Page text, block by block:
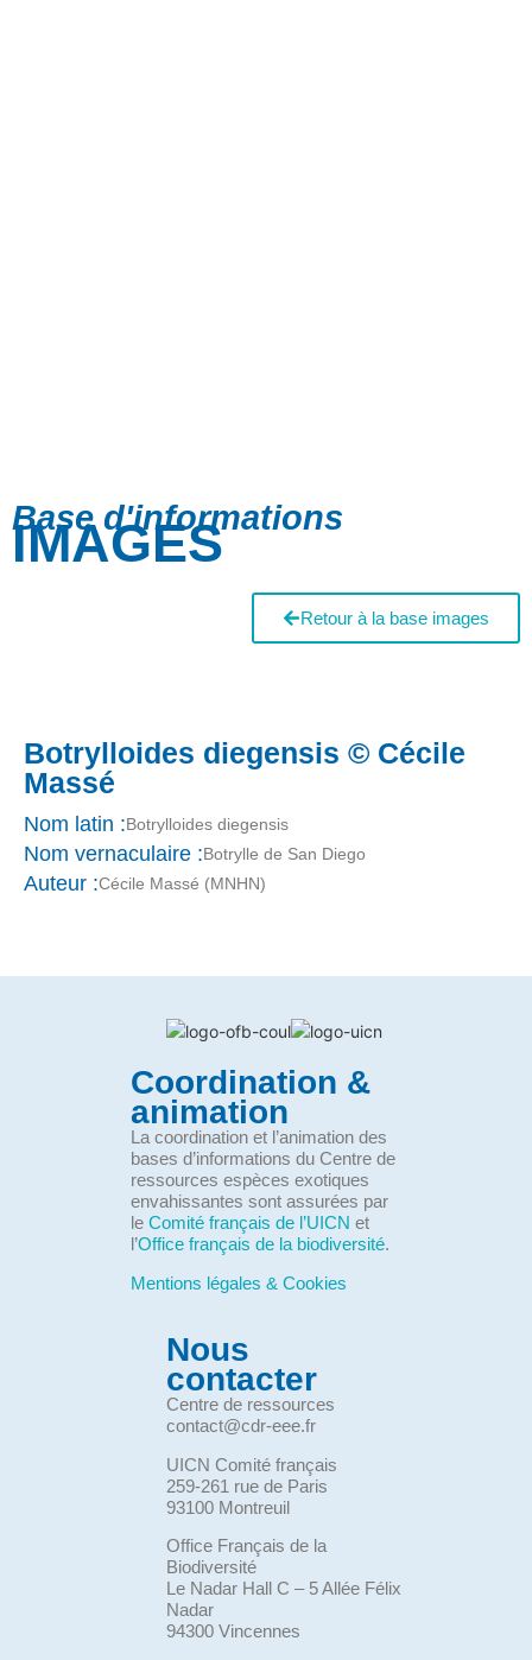
Base d'informations
IMAGES
Retour à la base images
Botrylloides diegensis © Cécile
Massé
Nom latin :Botrylloides diegensis
Nom vernaculaire :Botrylle de San Diego
Auteur :Cécile Massé (MNHN)
Coordination &
animation
La coordination et l’animation des
bases d’informations du Centre de
ressources espèces exotiques
envahissantes sont assurées par
le Comité français de l’UICN et
l’Office français de la biodiversité.
Mentions légales & Cookies
Nous
contacter
Centre de ressources
contact@cdr-eee.fr
UICN Comité français
259-261 rue de Paris
93100 Montreuil
Office Français de la
Biodiversité
Le Nadar Hall C – 5 Allée Félix
Nadar
94300 Vincennes